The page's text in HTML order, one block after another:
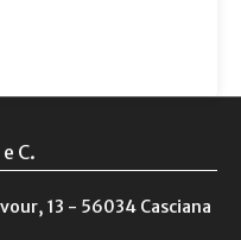
C.
13 - 56034 Casciana